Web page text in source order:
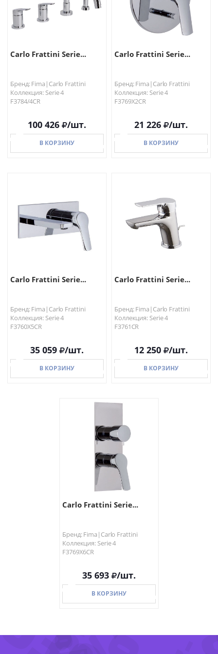
Carlo Frattini Serie...
Бренд: Fima|Carlo Frattini
Коллекция: Serie 4
F3784/4CR
100 426 /шт.
В КОРЗИНУ
Carlo Frattini Serie...
Бренд: Fima|Carlo Frattini
Коллекция: Serie 4
F3769X2CR
21 226 /шт.
В КОРЗИНУ
В КОРЗИНУ
Carlo Frattini Serie...
Бренд: Fima|Carlo Frattini
Коллекция: Serie 4
F3760X5CR
35 059 /шт.
В КОРЗИНУ
Carlo Frattini Serie...
Бренд: Fima|Carlo Frattini
Коллекция: Serie 4
F3761CR
12 250 /шт.
В КОРЗИНУ
Carlo Frattini Serie...
Бренд: Fima|Carlo Frattini
Коллекция: Serie 4
F3769X6CR
35 693 /шт.
В КОРЗИНУ